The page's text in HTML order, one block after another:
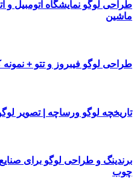
طراحی لوگو نمایشگاه اتومبیل و
ماشین
طراحی لوگو فیبروز و تتو + نمونه
تاریخچه لوگو ورساچه | تصویر
برندینگ و طراحی لوگو برای
چوب